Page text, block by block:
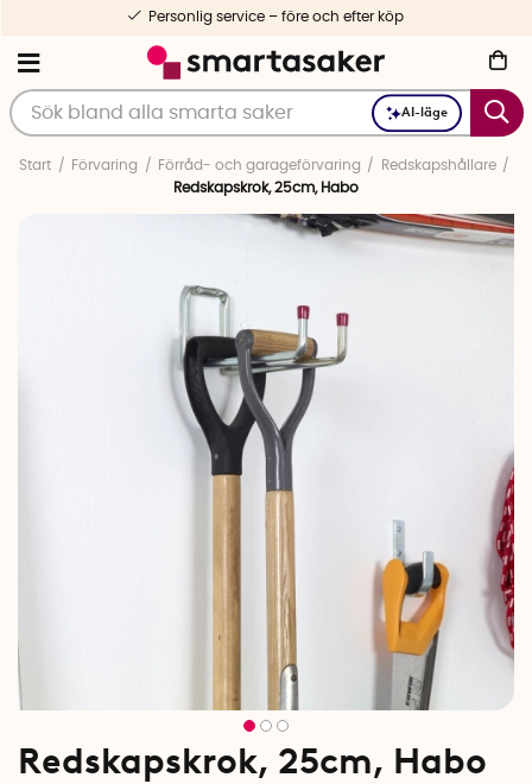
AI-läge
Personlig service – före och efter köp
Start Förvaring Förråd- och garageförvaring
Redskapshållare
Redskapskrok, 25cm, Habo
Redskapskrok, 25cm, Habo